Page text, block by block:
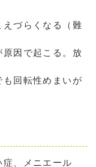
えづらくなる（難
原因で起こる。放
も回転性めまいが
症、メニエール